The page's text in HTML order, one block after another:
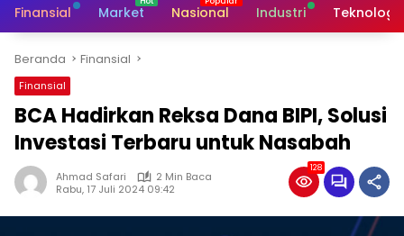
Finansial Market Nasional Industri Teknologi
Beranda Finansial
Finansial
BCA Hadirkan Reksa Dana BIPI, Solusi
Investasi Terbaru untuk Nasabah
Ahmad Safari
2 Min Baca
Rabu, 17 Juli 2024 09:42
128